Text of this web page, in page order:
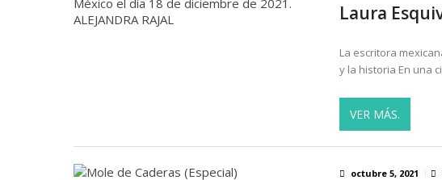
Laura
La escritora
y la historia En una
VER MÁS.
octubre 5, 2021